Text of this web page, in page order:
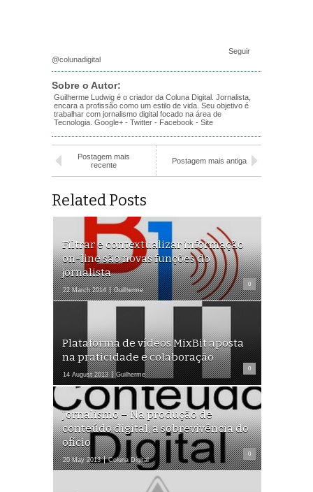
Seguir
@colunadigital
Sobre o Autor:
Guilherme Ludwig é o criador da Coluna Digital. Jornalista,
encara a profissão como um estilo de vida. Seu objetivo é
trabalhar com jornalismo digital focado na área de
Tecnologia. Google+ - Twitter - Facebook - Site
Postagem mais
recente
Postagem mais antiga
Related Posts
Filtrar e contextualizar informação
on-line são novas funções do
jornalista
22 March 2014 Guilherme
0
Plataforma de vídeos MixBit aposta
na praticidade e colaboração
14 August 2013 Guilherme
0
Jornalismo – Na produção de
conteúdo digital, a sobrevivência do
ofício
20 May 2013 Coluna Digital
0